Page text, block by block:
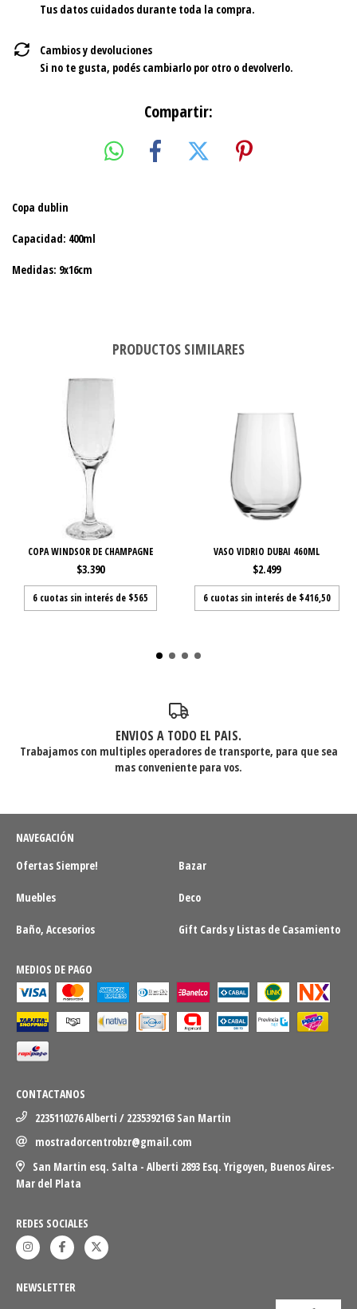
Tus datos cuidados durante toda la compra.
Cambios y devoluciones
Si no te gusta, podés cambiarlo por otro o devolverlo.
Compartir:
Copa dublin
Capacidad: 400ml
Medidas: 9x16cm
PRODUCTOS SIMILARES
COPA WINDSOR DE CHAMPAGNE
$3.390
6 cuotas sin interés de $565
VASO VIDRIO DUBAI 460ML
$2.499
6 cuotas sin interés de $416,50
ENVIOS A TODO EL PAIS.
Trabajamos con multiples operadores de transporte, para que sea
mas conveniente para vos.
NAVEGACIÓN
Ofertas Siempre!
Bazar
Muebles Deco
Baño, Accesorios Gift Cards y Listas de Casamiento
MEDIOS DE PAGO
CONTACTANOS
2235110276 Alberti / 2235392163 San Martin
mostradorcentrobzr@gmail.com
San Martin esq. Salta - Alberti 2893 Esq. Yrigoyen, Buenos Aires-
Mar del Plata
REDES SOCIALES
NEWSLETTER